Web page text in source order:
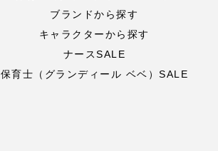
ブランドから探す
キャラクターから探す
ナースSALE
保育士（グランディール ベベ）SALE